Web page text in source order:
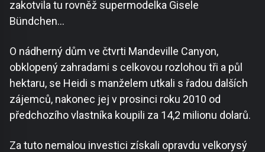
zakotvila tu rovněž supermodelka Gisele
Bündchen…
O nádherný dům ve čtvrti Mandeville Canyon,
obklopený zahradami s celkovou rozlohou tři a půl
hektaru, se Heidi s manželem utkali s řadou dalších
zájemců, nakonec jej v prosinci roku 2010 od
předchozího vlastníka koupili za 14,2 milionu dolarů.
Za tuto nemalou investici získali opravdu velkorysý